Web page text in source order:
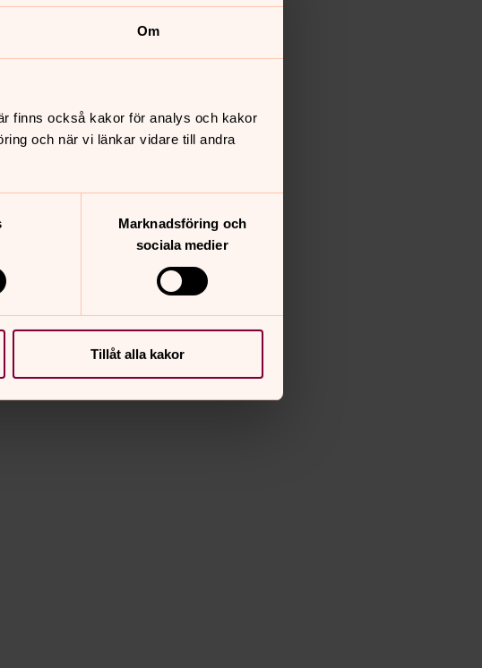
Om
finns också kakor för analys och kakor
och när vi länkar vidare till andra
Marknadsföring och
sociala medier
Tillåt alla kakor